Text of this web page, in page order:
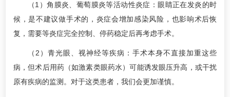
（1）角膜炎、葡萄膜炎等活动性炎症：眼睛正在发炎的时
候，是不建议做手术的，炎症会增加感染风险，也影响术后恢
复，需要等炎症完全控制、停药稳定后再考虑手术。
（2）青光眼、视神经等疾病：手术本身不直接加重这些
病，但术后用药（如激素类眼药水）可能诱发眼压升高，或干扰
原有疾病的监测。对于这类患者，我们会更加谨慎。